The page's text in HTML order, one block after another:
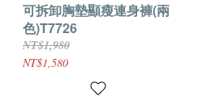
可拆卸胸墊顯瘦連身褲(兩
色)T7726
NT$1,980
NT$1,580